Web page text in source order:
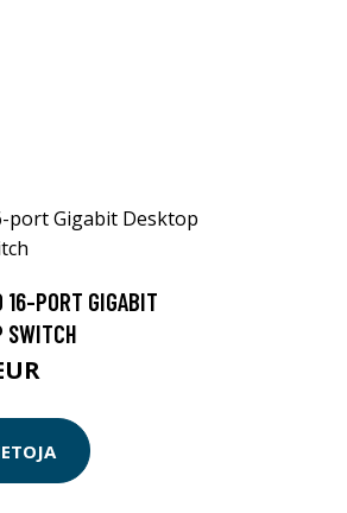
PORT GIGABIT
SWITCH